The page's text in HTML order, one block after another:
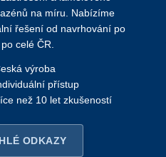
na míru. Nabízíme
řešení od navrhování po
celé ČR.
výroba
přístup
než 10 let zkušeností
ODKAZY